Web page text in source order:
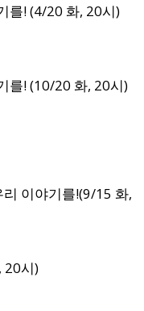
를! (4/20 화, 20시)
를! (10/20 화, 20시)
이야기를!(9/15 화,
20시)